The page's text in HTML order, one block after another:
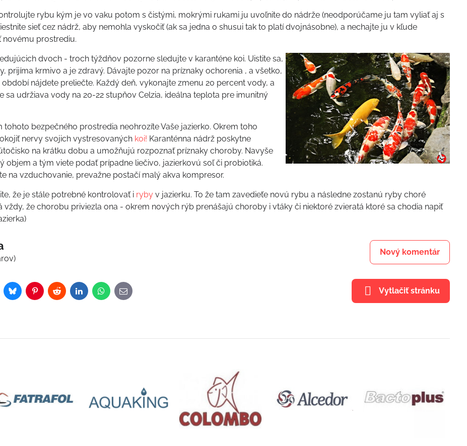
rybu kým je vo vaku potom s čistými, mokrými rukami ju uvoľnite do nádrže (neodporúčame ju tam vyliať aj s
sieť cez nádrž, aby nemohla vyskočiť (ak sa jedna o shusui tak to platí dvojnásobne), a nechajte ju v kľude
novému prostrediu.
dvoch - troch týždňov pozorne sledujte v karanténe koi. Uistite sa,
prijíma krmivo a je zdravý. Dávajte pozor na príznaky ochorenia , a všetko,
nájdete preliečte. Každý deň, vykonajte zmenu 20 percent vody, a
sa udržiava vody na 20-22 stupňov Celzia, ideálna teplota pre imunitný
tohoto bezpečného prostredia neohrozíte Vaše jazierko. Okrem toho
nervy svojich vystresovaných koi! Karanténna nádrž poskytne
na krátku dobu a umožňujú rozpoznať príznaky choroby. Navyše
objem a tým viete podať prípadne liečivo, jazierkovú soľ či probiotiká.
na vzduchovanie, prevažne postačí malý akva kompresor.
že je stále potrebné kontrolovať i ryby v jazierku. To že tam zavedieťe novú rybu a následne zostanú ryby choré
vždy, že chorobu priviezla ona - okrem nových rýb prenášajú choroby i vtáky či niektoré zvieratá ktoré sa chodia napiť
Nový komentár
BlueskyPinterestRedditLinkedInWhatsApp
E-
mail
Vytlačiť stránku